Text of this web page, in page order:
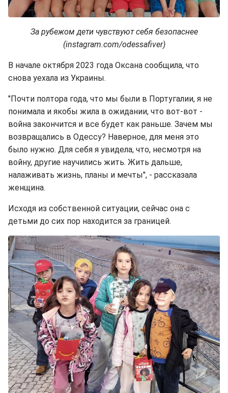
За рубежом дети чувствуют себя безопаснее
(instagram.com/odessafiver)
В начале октября 2023 года Оксана сообщила, что
снова уехала из Украины.
"Почти полтора года, что мы были в Португалии, я не
понимала и якобы жила в ожидании, что вот-вот -
война закончится и все будет как раньше. Зачем мы
возвращались в Одессу? Наверное, для меня это
было нужно. Для себя я увидела, что, несмотря на
войну, другие научились жить. Жить дальше,
налаживать жизнь, планы и мечты", - рассказала
женщина.
Исходя из собственной ситуации, сейчас она с
детьми до сих пор находится за границей.